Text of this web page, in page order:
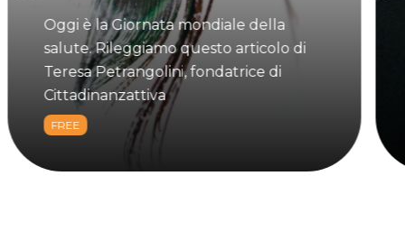
Oggi è la Giornata mondiale della
salute. Rileggiamo questo articolo di
Teresa Petrangolini, fondatrice di
Cittadinanzattiva
FREE